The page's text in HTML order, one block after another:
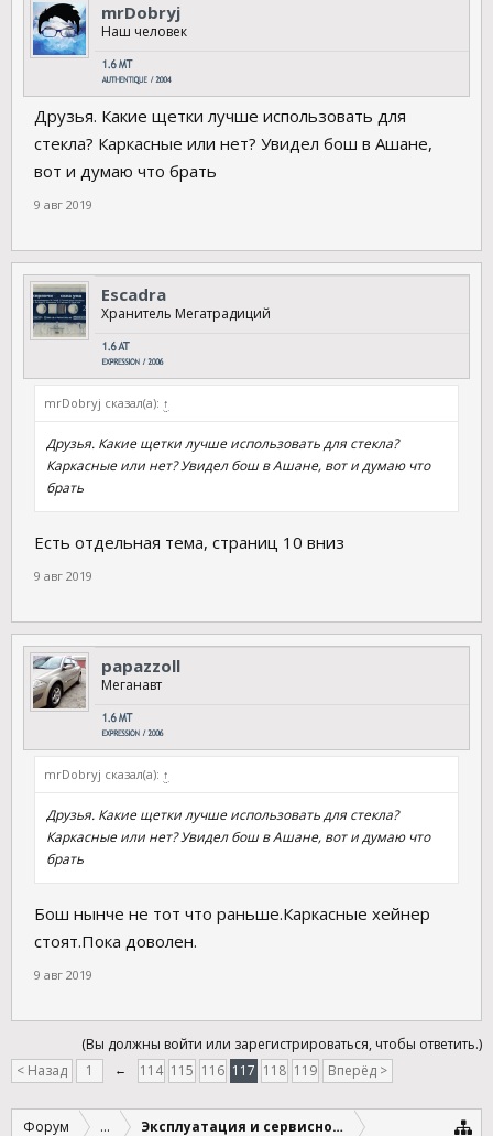
mrDobryj
Наш человек
Друзья. Какие щетки лучше использовать для
стекла? Каркасные или нет? Увидел бош в Ашане,
вот и думаю что брать
9 авг 2019
Escadra
Хранитель Мегатрадиций
mrDobryj сказал(а): ↑
Друзья. Какие щетки лучше использовать для стекла?
Каркасные или нет? Увидел бош в Ашане, вот и думаю что
брать
Есть отдельная тема, страниц 10 вниз
9 авг 2019
papazzoll
Меганавт
mrDobryj сказал(а): ↑
Друзья. Какие щетки лучше использовать для стекла?
Каркасные или нет? Увидел бош в Ашане, вот и думаю что
брать
Бош нынче не тот что раньше.Каркасные хейнер
стоят.Пока доволен.
9 авг 2019
(Вы должны войти или зарегистрироваться, чтобы ответить.)
< Назад
1 ← 114 115 116 117 118 119 Вперёд >
Форум ... Эксплуатация и сервисное обслуживание